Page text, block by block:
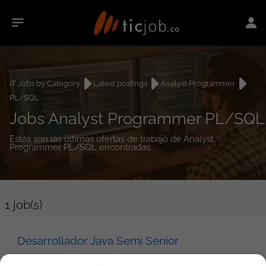
IT Jobs by Category Latest postings
Analyst Programmer
PL/SQL
Jobs Analyst Programmer PL/SQL
Estás son las últimas ofertas de trabajo de Analyst
Programmer PL/SQL encontradas.
1 job(s)
Desarrollador Java Semi Senior